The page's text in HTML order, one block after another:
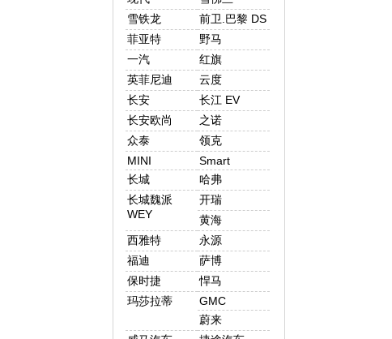
雪铁龙
前卫.巴黎 DS
菲亚特
野马
一汽
红旗
英菲尼迪
云度
长安
长江 EV
长安欧尚
之诺
众泰
领克
MINI
Smart
长城
哈弗
长城魏派
WEY
开瑞
黄海
西雅特
永源
福迪
萨博
保时捷
悍马
玛莎拉蒂
GMC
蔚来